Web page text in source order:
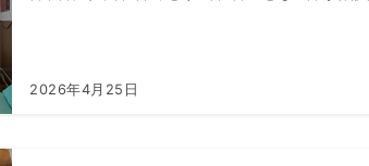
2026年4月25日